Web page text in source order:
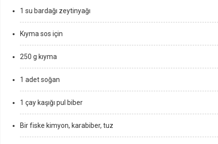
1 su bardağı zeytinyağı
Kıyma sos için
250 g kıyma
1 adet soğan
1 çay kaşığı pul biber
Bir fiske kimyon, karabiber, tuz